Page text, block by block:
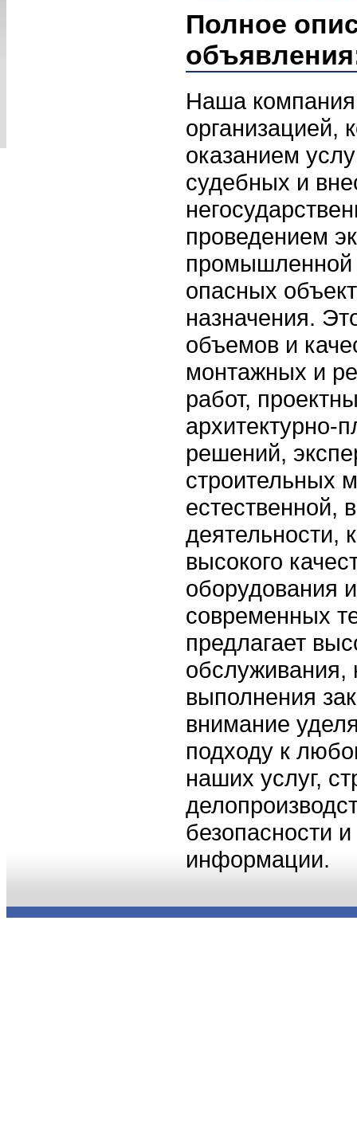
Полное
Наша компания
организацией,
оказанием
судебных и
проведением
промышленной
опасных
назначения.
объемов и
монтажных и
работ,
архитектурно-
решений,
строительных
естественной,
деятельности,
высокого
оборудования
современных
предлагает
обслуживания,
выполнения
внимание
подходу к
наших услуг,
безопасности
информации.